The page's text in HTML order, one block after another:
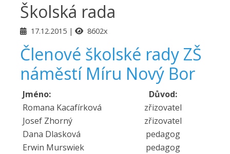
Školská rada
17.12.2015 8602x
Členové školské rady ZŠ
náměstí Míru Nový Bor
Jméno:
Důvod:
Romana Kacafírková
zřizovatel
Josef Zhorný
zřizovatel
Dana Dlasková
pedagog
Erwin Murswiek
pedagog